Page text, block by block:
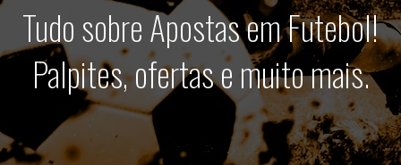
Tudo sobre Apostas em Futebol!
Palpites, ofertas e muito mais.